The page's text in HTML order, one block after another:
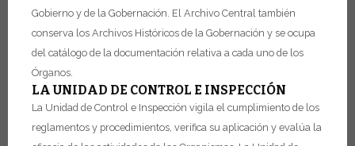
Gobierno y de la Gobernación. El Archivo Central también
conserva los Archivos Históricos de la Gobernación y se ocupa
del catálogo de la documentación relativa a cada uno de los
Órganos.
LA UNIDAD DE CONTROL E INSPECCIÓN
La Unidad de Control e Inspección vigila el cumplimiento de los
reglamentos y procedimientos, verifica su aplicación y evalúa la